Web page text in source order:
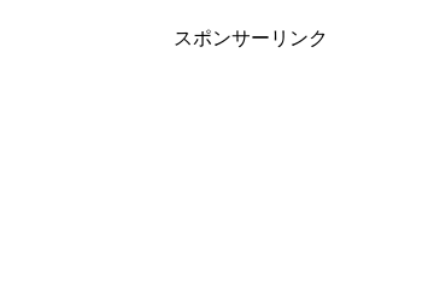
スポンサーリンク